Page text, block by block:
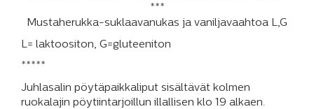
***
Mustaherukka-suklaavanukas ja vaniljavaahtoa L,G
L= laktoositon, G=gluteeniton
*****
Juhlasalin pöytäpaikkaliput sisältävät kolmen
ruokalajin pöytiintarjoillun illallisen klo 19 alkaen.